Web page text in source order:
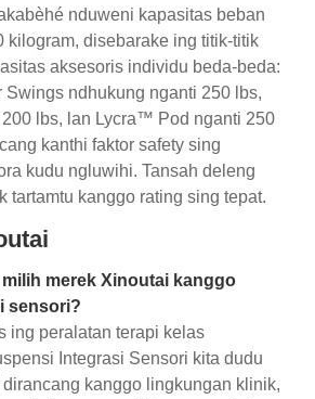
nduweni kapasitas beban
kilogram, disebarake ing titik-titik
aksesoris individu beda-beda:
Swings ndhukung nganti 250 lbs,
lbs, lan Lycra™ Pod nganti 250
kanthi faktor safety sing
kudu ngluwihi. Tansah deleng
tartamtu kanggo rating sing tepat.
merek Xinoutai kanggo
sensori?
ing peralatan terapi kelas
Integrasi Sensori kita dudu
kanggo lingkungan klinik,